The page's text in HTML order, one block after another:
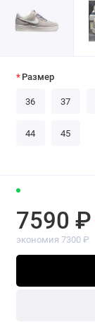
7590 ₽
экономия 7300 ₽
Размер
36 37
44 45